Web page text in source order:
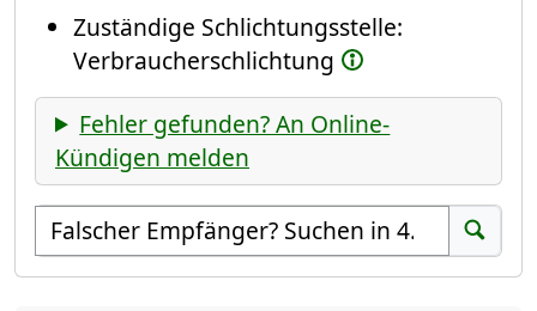
Zuständige Schlichtungsstelle:
Verbraucherschlichtung
Fehler gefunden? An Online-
Kündigen melden
Empfänger suchen
Suchen